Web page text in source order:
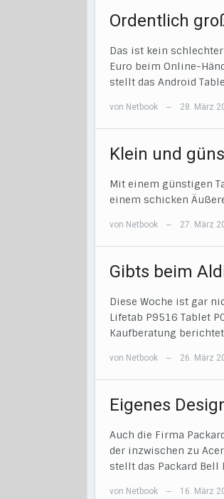
Ordentlich
Das ist kein
Euro beim Online-
stellt das Android
von Netbook — 28. März
Klein und
Mit einem günstigen
einem schicken
von Netbook — 27. März
Gibts beim
Diese Woche ist gar
Lifetab P9516 Tablet
Kaufberatung
von Netbook — 26. März
Eigenes
Auch die Firma
der inzwischen zu
stellt das Packard Bell
von Netbook — 16. März